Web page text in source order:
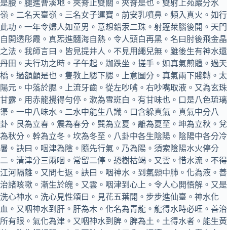
是腰。腿進曹溪地。夾脊止雙關。夾脊是也。雙射上苑巖分水
嶺。二名天臺嶺。三名女子運寶。前安乳噴鼻。頻入真火。如行
此功。一年令婦人如童男。意想鉛汞二珠。射蓬萊腦後開。天門
自開透彤霞。真炁進髓海自熱。令人頭白再黑。名曰肘後飛金晶
之法。我師言曰。皆見提井人。不見用繩兒無。雖後生有神水還
丹田。夫行功之時。子午起。跏跌坐。搓手。如真氣煎體。過天
橋。過額顱是也。隻教上腮下腮。上意圖分。真氣兩下賤轉。太
陽元。中落於腮。上流牙齒。從左吵嘴。右吵嘴取液。又為玄珠
甘露。用赤龍攪得勻停。漱為雪斑白。有甘味也。口是八色琉璃
渠。一中八味水。二水中能生八識。口含躲真氣。真氣中分八
卦。艮為立春。震為春分。巽為立夏。離為夏至。坤為立秋。兌
為秋分。幹為立冬。坎為冬至。八卦中各生陰陽。陰陽中各分冷
暑。訣曰。咽津為陰。隨先行氣。乃為陽。須索陰陽水火停分
二。清津分三兩咽。常留二停。恐樹枯竭。又雲。惜水流。不得
江河隔離。又問七返。訣曰。咽神水。到氣顙中肺。化為液。善
治諸咳嗽。漸生於魄。又雲。咽津到心上。令人心開悟解。又是
洗心神水。洗心見性頌曰。見花五葉開。步步進仙臺。神水化
血。又咽神水到肝。肝為木。化名為青龍。龍得水時必旺。善治
所有眼。氣化為津。又咽神水到脾。脾為土。土得水者。能生黃